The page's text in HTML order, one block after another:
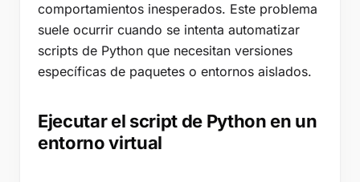
comportamientos inesperados. Este problema
suele ocurrir cuando se intenta automatizar
scripts de Python que necesitan versiones
específicas de paquetes o entornos aislados.
Ejecutar el script de Python en un
entorno virtual